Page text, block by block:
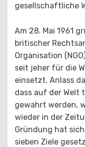
gesellschaftliche
Am 28. Mai 1961
britischer
Organisation
seit jeher für die
einsetzt. Anlass
dass auf der Welt
gewahrt werden,
wieder in der
Gründung hat
sieben Ziele